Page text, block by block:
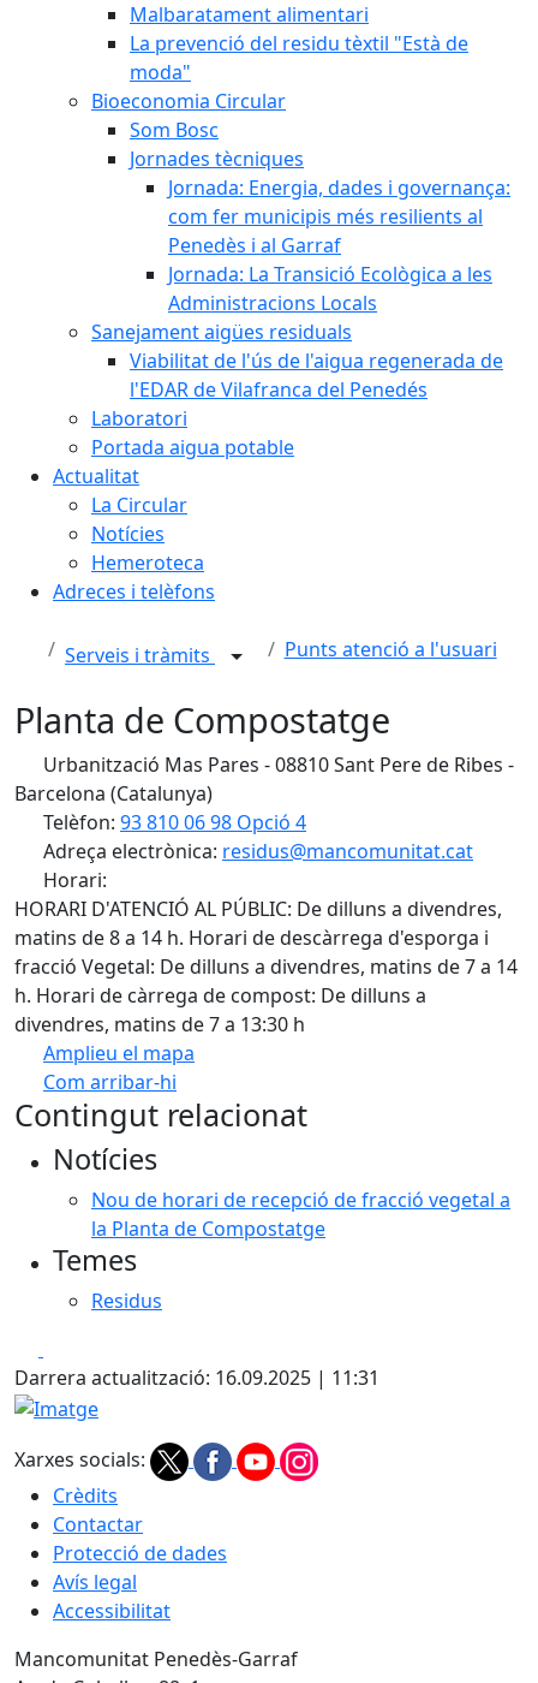
Malbaratament alimentari
La prevenció del residu tèxtil "Està de
moda"
Bioeconomia Circular
Som Bosc
Jornades tècniques
Jornada: Energia, dades i governança:
com fer municipis més resilients al
Penedès i al Garraf
Jornada: La Transició Ecològica a les
Administracions Locals
Sanejament aigües residuals
Viabilitat de l'ús de l'aigua regenerada de
l'EDAR de Vilafranca del Penedés
Laboratori
Portada aigua potable
Actualitat
La Circular
Notícies
Hemeroteca
Adreces i telèfons
Serveis i tràmits Punts atenció a l'usuari
Planta de Compostatge
Urbanització Mas Pares - 08810 Sant Pere de Ribes -
Barcelona (Catalunya)
Telèfon: 93 810 06 98 Opció 4
Adreça electrònica: residus@mancomunitat.cat
Horari:
HORARI D'ATENCIÓ AL PÚBLIC: De dilluns a divendres,
matins de 8 a 14 h. Horari de descàrrega d'esporga i
fracció Vegetal: De dilluns a divendres, matins de 7 a 14
h. Horari de càrrega de compost: De dilluns a
divendres, matins de 7 a 13:30 h
Amplieu el mapa
Com arribar-hi
+
Contingut relacionat
Notícies
Nou de horari de recepció de fracció vegetal a
la Planta de Compostatge
Temes
Residus
Darrera actualització: 16.09.2025 | 11:31
Imatge
Xarxes socials:
Crèdits
Contactar
Protecció de dades
Avís legal
Accessibilitat
Mancomunitat Penedès-Garraf